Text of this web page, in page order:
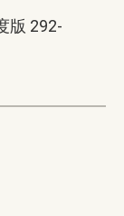
版 292-